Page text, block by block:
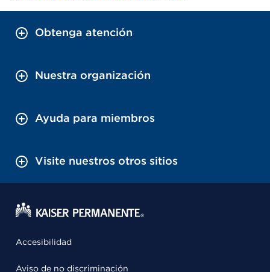
Obtenga atención
Nuestra organización
Ayuda para miembros
Visite nuestros otros sitios
Accesibilidad
Aviso de no discriminación